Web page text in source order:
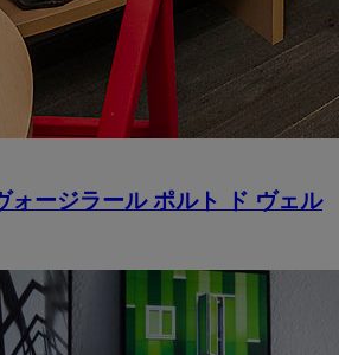
ォージラール ポルト ド ヴェル